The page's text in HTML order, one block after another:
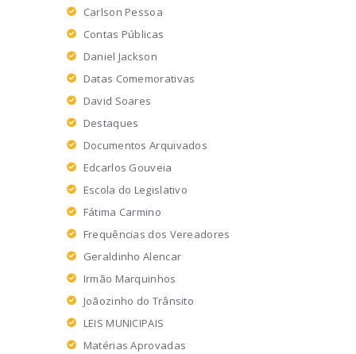
Carlson Pessoa
Contas Públicas
Daniel Jackson
Datas Comemorativas
David Soares
Destaques
Documentos Arquivados
Edcarlos Gouveia
Escola do Legislativo
Fátima Carmino
Frequências dos Vereadores
Geraldinho Alencar
Irmão Marquinhos
Joãozinho do Trânsito
LEIS MUNICIPAIS
Matérias Aprovadas